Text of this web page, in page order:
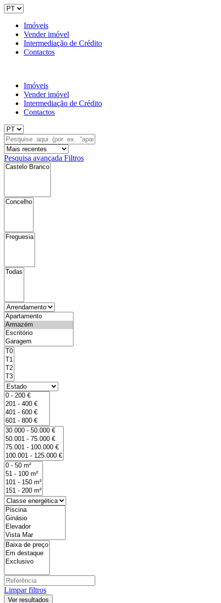
Imóveis
Vender imóvel
Intermediação de Crédito
Contactos
Imóveis
Vender imóvel
Intermediação de Crédito
Contactos
Pesquisa avançada Filtros
Limpar filtros